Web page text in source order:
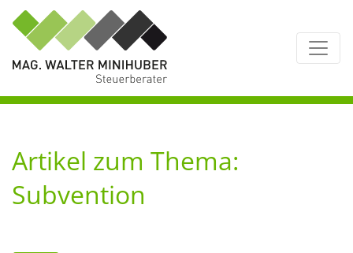
Artikel zum Thema:
Subvention